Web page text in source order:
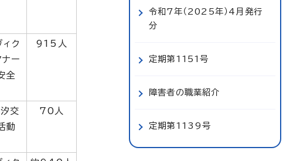
ク
ー
全
915人
交
動
70人
令和7年（2025年）4月発行
分
定期第1151号
障害者の職業紹介
定期第1139号